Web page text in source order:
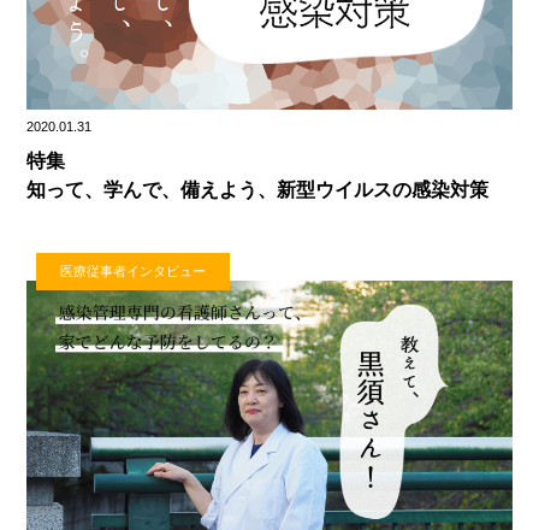
2020.01.31
特集
知って、学んで、備えよう、新型ウイルスの感染対策
医療従事者インタビュー